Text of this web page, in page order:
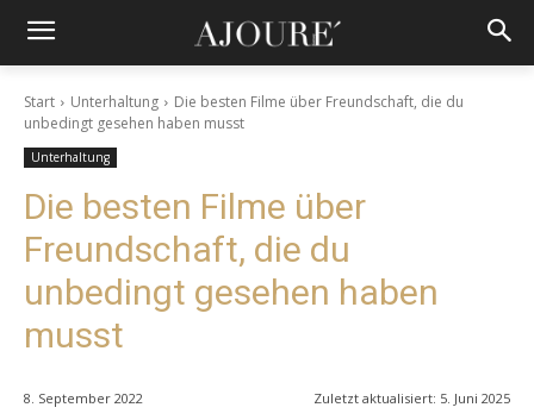
Start Unterhaltung
Die besten Filme über Freundschaft, die du
unbedingt gesehen haben musst
Unterhaltung
Die besten Filme über
Freundschaft, die du
unbedingt gesehen haben
musst
8. September 2022 Zuletzt aktualisiert: 5. Juni 2025